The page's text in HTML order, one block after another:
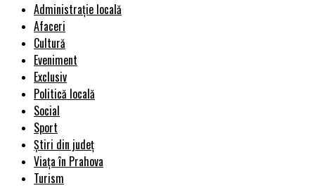
Administrație locală
Afaceri
Cultură
Eveniment
Exclusiv
Politică locală
Social
Sport
Știri din județ
Viața în Prahova
Turism